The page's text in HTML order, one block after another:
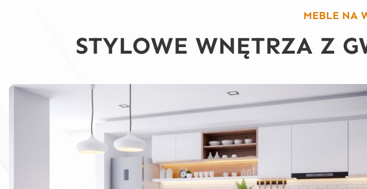
MEBLE NA
STYLOWE WNĘTRZA Z